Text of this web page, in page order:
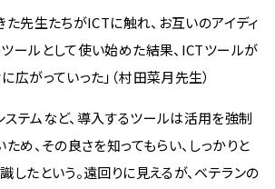
た先生たちがICTに触れ、お互いのアイディ
ールとして使い始めた結果、ICTツールが
広がっていった」（村田菜月先生）
テムなど、導入するツールは活用を強制
め、その良さを知ってもらい、しっかりと
したという。遠回りに見えるが、ベテランの